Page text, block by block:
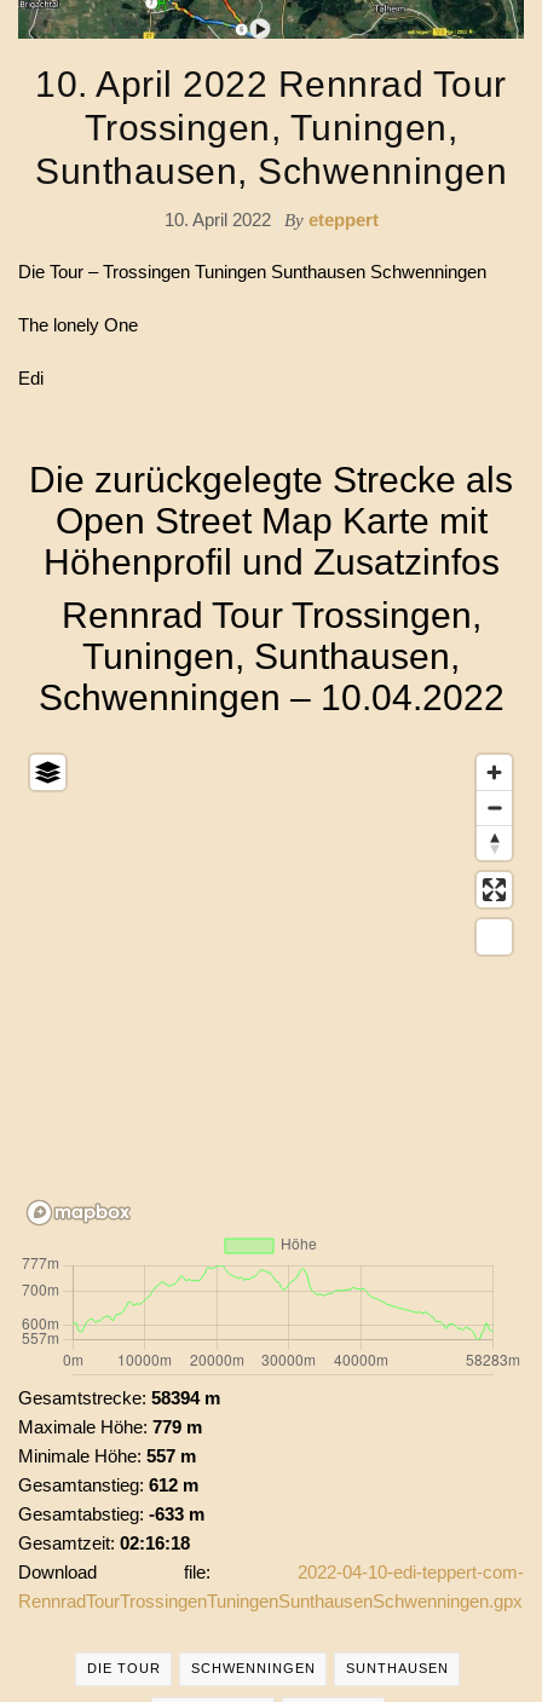
10. April 2022 Rennrad Tour
Trossingen, Tuningen,
Sunthausen, Schwenningen
10. April 2022 By eteppert
Die Tour – Trossingen Tuningen Sunthausen Schwenningen
The lonely One
Edi
Die zurückgelegte Strecke als
Open Street Map Karte mit
Höhenprofil und Zusatzinfos
Rennrad Tour Trossingen,
Tuningen, Sunthausen,
Schwenningen – 10.04.2022
Gesamtstrecke: 58394 m
Maximale Höhe: 779 m
Minimale Höhe: 557 m
Gesamtanstieg: 612 m
Gesamtabstieg: -633 m
Gesamtzeit: 02:16:18
Download file: 2022-04-10-edi-teppert-com-
RennradTourTrossingenTuningenSunthausenSchwenningen.gpx
DIE TOUR SCHWENNINGEN SUNTHAUSEN